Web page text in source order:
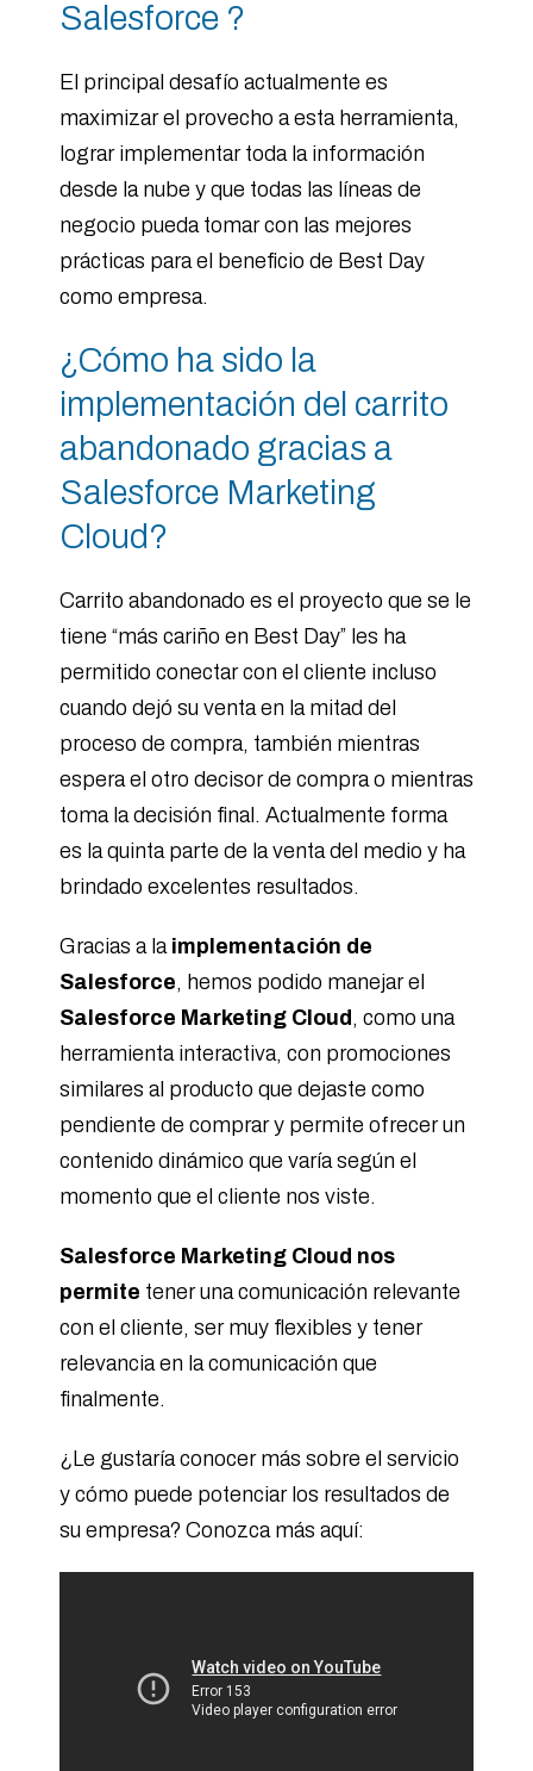
Salesforce ?
El principal desafío actualmente es
maximizar el provecho a esta herramienta,
lograr implementar toda la información
desde la nube y que todas las líneas de
negocio pueda tomar con las mejores
prácticas para el beneficio de Best Day
como empresa.
¿Cómo ha sido la
implementación del carrito
abandonado gracias a
Salesforce Marketing
Cloud?
Carrito abandonado es el proyecto que se le
tiene “más cariño en Best Day” les ha
permitido conectar con el cliente incluso
cuando dejó su venta en la mitad del
proceso de compra, también mientras
espera el otro decisor de compra o mientras
toma la decisión final. Actualmente forma
es la quinta parte de la venta del medio y ha
brindado excelentes resultados.
Gracias a la implementación de
Salesforce, hemos podido manejar el
Salesforce Marketing Cloud, como una
herramienta interactiva, con promociones
similares al producto que dejaste como
pendiente de comprar y permite ofrecer un
contenido dinámico que varía según el
momento que el cliente nos viste.
Salesforce Marketing Cloud nos
permite tener una comunicación relevante
con el cliente, ser muy flexibles y tener
relevancia en la comunicación que
finalmente.
¿Le gustaría conocer más sobre el servicio
y cómo puede potenciar los resultados de
su empresa? Conozca más aquí: